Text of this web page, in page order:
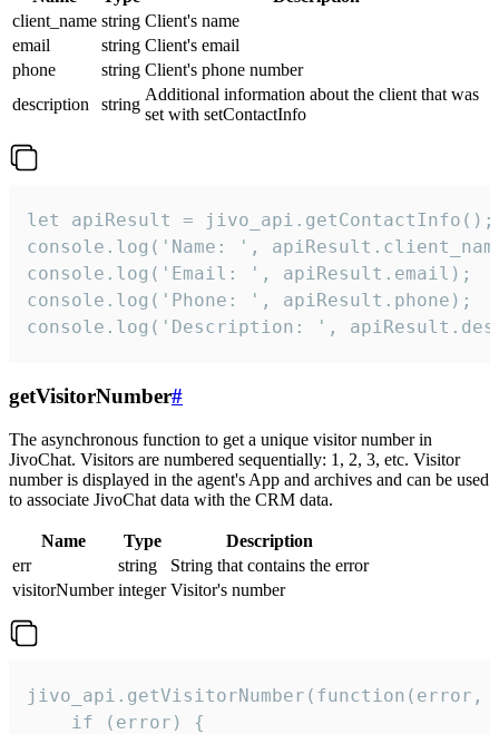
client_name string Client's name
email
string Client's email
phone
string Client's phone number
description
string
Additional information about the client that was
set with setContactInfo
let apiResult = jivo_api.getContactInfo();
console.log('Name: ',
console.log('Email: ', apiResult.email);
console.log('Phone: ', apiResult.phone);
console.log('Description: ',
getVisitorNumber#
The asynchronous function to get a unique visitor number in
JivoChat. Visitors are numbered sequentially: 1, 2, 3, etc. Visitor
number is displayed in the agent's App and archives and can be used
to associate JivoChat data with the CRM data.
Name Type
Description
err
string
String that contains the error
visitorNumber integer Visitor's number
jivo_api.getVisitorNumber(function(error,
    if (error) {